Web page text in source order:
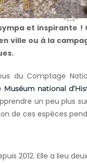
et inspirante !
ville ou à la
du Comptage
Muséum national
un peu plus
de ces espèces
2012. Elle a lieu